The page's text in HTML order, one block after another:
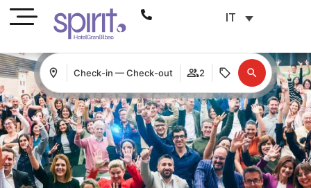
IT
Check-in — Check-out 2